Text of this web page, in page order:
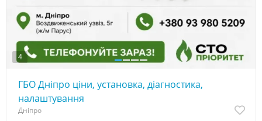
4
ГБО Дніпро ціни, установка, діагностика,
налаштування
Дніпро